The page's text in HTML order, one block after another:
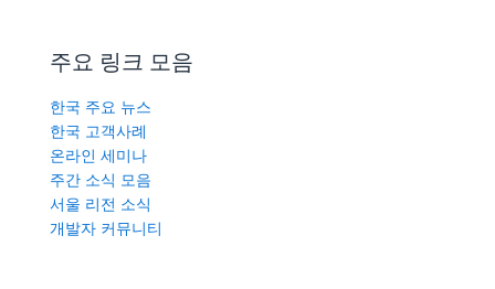
주요 링크 모음
한국 주요 뉴스
한국 고객사례
온라인 세미나
주간 소식 모음
서울 리전 소식
개발자 커뮤니티